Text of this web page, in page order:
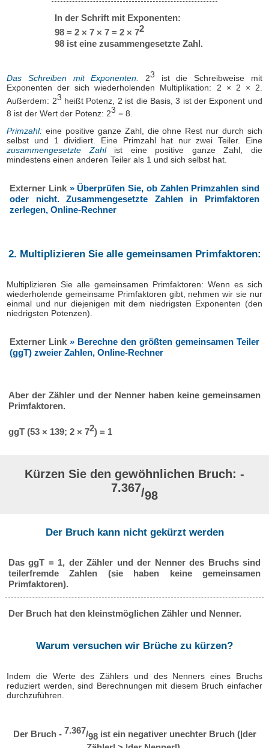
In der Schrift mit Exponenten:
98 = 2 × 7 × 7 = 2 × 72
98 ist eine zusammengesetzte Zahl.
Das Schreiben mit Exponenten. 23 ist die Schreibweise mit
Exponenten der sich wiederholenden Multiplikation: 2 × 2 × 2.
Außerdem: 23 heißt Potenz, 2 ist die Basis, 3 ist der Exponent und
8 ist der Wert der Potenz: 23 = 8.
Primzahl: eine positive ganze Zahl, die ohne Rest nur durch sich
selbst und 1 dividiert. Eine Primzahl hat nur zwei Teiler. Eine
zusammengesetzte Zahlist eine positive ganze Zahl, die
mindestens einen anderen Teiler als 1 und sich selbst hat.
Externer Link » Überprüfen Sie, ob Zahlen Primzahlen sind
oder nicht. Zusammengesetzte Zahlen in Primfaktoren
zerlegen, Online-Rechner
2. Multiplizieren Sie alle gemeinsamen Primfaktoren:
Multiplizieren Sie alle gemeinsamen Primfaktoren: Wenn es sich
wiederholende gemeinsame Primfaktoren gibt, nehmen wir sie nur
einmal und nur diejenigen mit dem niedrigsten Exponenten (den
niedrigsten Potenzen).
Externer Link» Berechne den größten gemeinsamen Teiler
(ggT) zweier Zahlen, Online-Rechner
Aber der Zähler und der Nenner haben keine gemeinsamen
Primfaktoren.
ggT (53 × 139; 2 × 72) = 1
Kürzen Sie den gewöhnlichen Bruch: -
7.367/98
Der Bruch kann nicht gekürzt werden
Das ggT = 1, der Zähler und der Nenner des Bruchs sind
teilerfremde Zahlen (sie haben keine gemeinsamen
Primfaktoren).
Der Bruch hat den kleinstmöglichen Zähler und Nenner.
Warum versuchen wir Brüche zu kürzen?
Indem die Werte des Zählers und des Nenners eines Bruchs
reduziert werden, sind Berechnungen mit diesem Bruch einfacher
durchzuführen.
Der Bruch - 7.367/98ist ein negativer unechter Bruch (|der